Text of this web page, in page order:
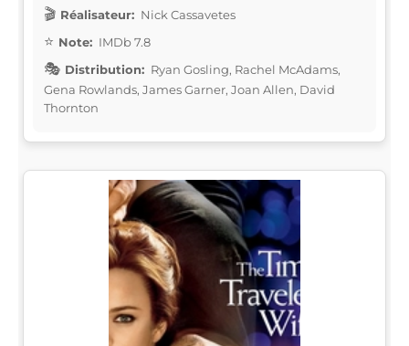
Réalisateur: Nick Cassavetes
Note: IMDb 7.8
Distribution: Ryan Gosling, Rachel McAdams,
Gena Rowlands, James Garner, Joan Allen, David
Thornton